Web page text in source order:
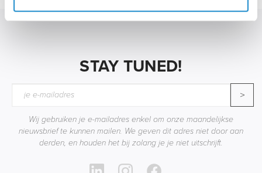
STAY TUNED!
>
Wij gebruiken je e-mailadres enkel om onze maandelijkse
nieuwsbrief te kunnen mailen. We geven dit adres niet door aan
derden, en houden het bij zolang je je niet uitschrijft.